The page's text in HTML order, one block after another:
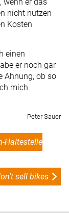
nicht nutzen
Kosten
einen
er noch gar
Ahnung, ob so
mich
Peter Sauer
Haltestelle
sell bikes